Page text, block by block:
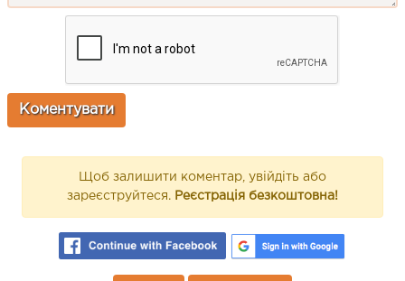
Щоб залишити коментар, увійдіть або
зареєструйтеся. Реєстрація безкоштовна!